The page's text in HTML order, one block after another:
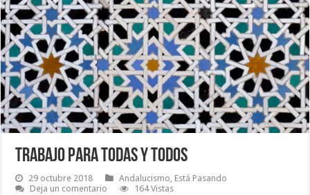
TRABAJO PARA TODAS Y TODOS
29 octubre 2018 Andalucismo, Está Pasando
Deja un comentario
164 Vistas